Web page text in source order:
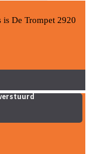
is De Trompet 2920